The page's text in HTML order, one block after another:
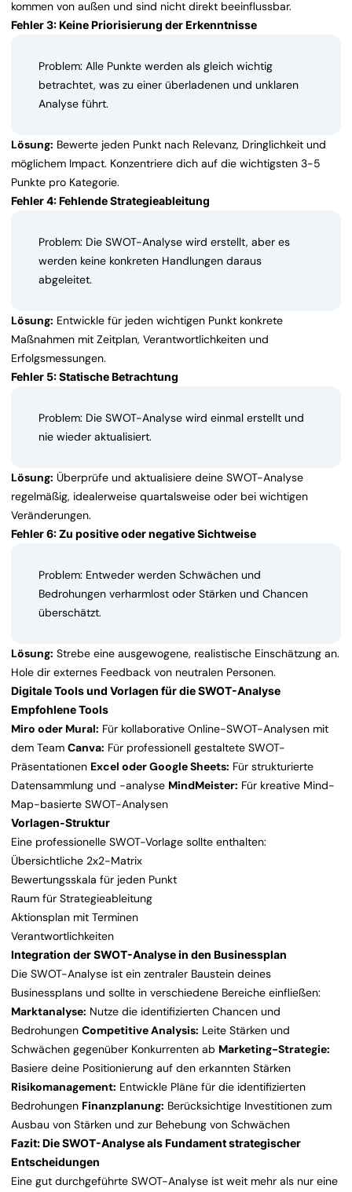
kommen von außen und sind nicht direkt beeinflussbar.
Fehler 3: Keine Priorisierung der Erkenntnisse
Problem: Alle Punkte werden als gleich wichtig
betrachtet, was zu einer überladenen und unklaren
Analyse führt.
Lösung: Bewerte jeden Punkt nach Relevanz, Dringlichkeit und
möglichem Impact. Konzentriere dich auf die wichtigsten 3-5
Punkte pro Kategorie.
Fehler 4: Fehlende Strategieableitung
Problem: Die SWOT-Analyse wird erstellt, aber es
werden keine konkreten Handlungen daraus
abgeleitet.
Lösung: Entwickle für jeden wichtigen Punkt konkrete
Maßnahmen mit Zeitplan, Verantwortlichkeiten und
Erfolgsmessungen.
Fehler 5: Statische Betrachtung
Problem: Die SWOT-Analyse wird einmal erstellt und
nie wieder aktualisiert.
Lösung: Überprüfe und aktualisiere deine SWOT-Analyse
regelmäßig, idealerweise quartalsweise oder bei wichtigen
Veränderungen.
Fehler 6: Zu positive oder negative Sichtweise
Problem: Entweder werden Schwächen und
Bedrohungen verharmlost oder Stärken und Chancen
überschätzt.
Lösung: Strebe eine ausgewogene, realistische Einschätzung an.
Hole dir externes Feedback von neutralen Personen.
Digitale Tools und Vorlagen für die SWOT-Analyse
Empfohlene Tools
Miro oder Mural: Für kollaborative Online-SWOT-Analysen mit
dem Team Canva: Für professionell gestaltete SWOT-
Präsentationen Excel oder Google Sheets: Für strukturierte
Datensammlung und -analyse MindMeister: Für kreative Mind-
Map-basierte SWOT-Analysen
Vorlagen-Struktur
Eine professionelle SWOT-Vorlage sollte enthalten:
Übersichtliche 2x2-Matrix
Bewertungsskala für jeden Punkt
Raum für Strategieableitung
Aktionsplan mit Terminen
Verantwortlichkeiten
Integration der SWOT-Analyse in den Businessplan
Die SWOT-Analyse ist ein zentraler Baustein deines
Businessplans und sollte in verschiedene Bereiche einfließen:
Marktanalyse: Nutze die identifizierten Chancen und
Bedrohungen Competitive Analysis: Leite Stärken und
Schwächen gegenüber Konkurrenten ab Marketing-Strategie:
Basiere deine Positionierung auf den erkannten Stärken
Risikomanagement: Entwickle Pläne für die identifizierten
Bedrohungen Finanzplanung: Berücksichtige Investitionen zum
Ausbau von Stärken und zur Behebung von Schwächen
Fazit: Die SWOT-Analyse als Fundament strategischer
Entscheidungen
Eine gut durchgeführte SWOT-Analyse ist weit mehr als nur eine